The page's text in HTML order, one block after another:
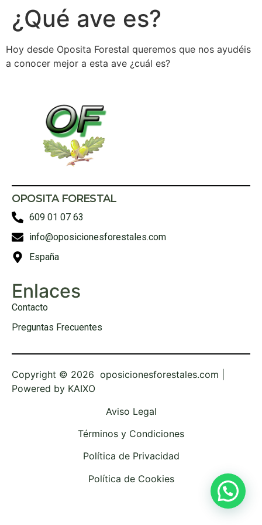
¿Qué ave es?
Hoy desde Oposita Forestal queremos que nos ayudéis
a conocer mejor a esta ave ¿cuál es?
OPOSITA FORESTAL
609 01 07 63
info@oposicionesforestales.com
España
Enlaces
Contacto
Preguntas Frecuentes
Copyright © 2026 oposicionesforestales.com |
Powered by KAIXO
Aviso Legal
Términos y Condiciones
Política de Privacidad
Política de Cookies